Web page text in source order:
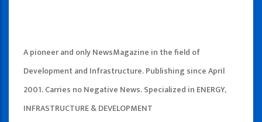
A pioneer and only NewsMagazine in the field of
Development and Infrastructure. Publishing since April
2001. Carries no Negative News. Specialized in ENERGY,
INFRASTRUCTURE & DEVELOPMENT